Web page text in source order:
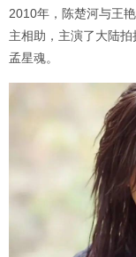
2010年，陈楚河与王
主相助，主演了大陆
孟星魂。